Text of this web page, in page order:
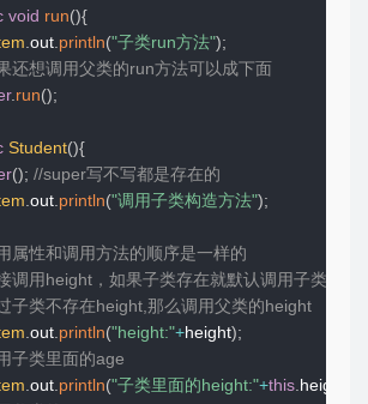
void run(){
.out.println("子类run方法");
还想调用父类的run方法可以成下面
.run();
Student(){
(); //super写不写都是存在的
.out.println("调用子类构造方法");
属性和调用方法的顺序是一样的
调用height，如果子类存在就默认调用子类的
子类不存在height,那么调用父类的height
.out.println("height:"+height);
子类里面的age
.out.println("子类里面的height:"+this. height